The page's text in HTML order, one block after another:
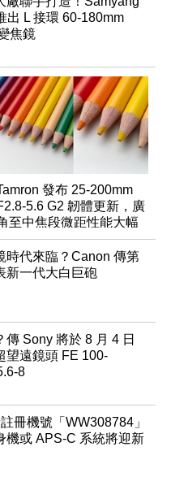
出 L 接環 60-180mm
焦鏡
發布 25-200mm
5.6 G2 韌體更新，廣
至中焦段微距性能大幅
級
時代來臨？Canon 傳第
新一代大白巨砲
傳 Sony 將於 8 月 4 日
望遠鏡頭 FE 100-
8
冊機號「WW308784」
機或 APS-C 系統將迎新